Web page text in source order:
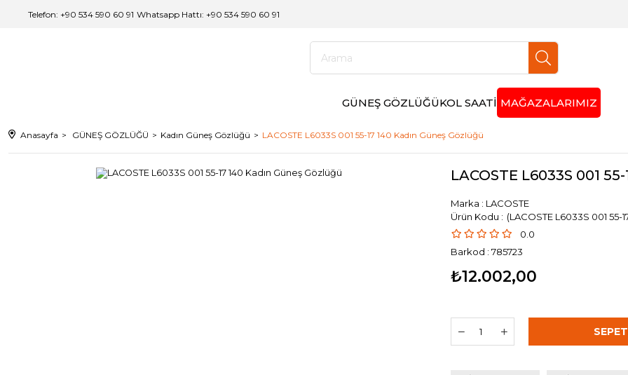
Telefon: +90 534 590 60 91 Whatsapp Hattı: +90 534 590 60 91
GÜNEŞ GÖZLÜĞÜKOL SAATİ MAĞAZALARIMIZ
Anasayfa GÜNEŞ GÖZLÜĞÜ Kadın Güneş Gözlüğü LACOSTE L6033S 001 55-17 140 Kadın Güneş Gözlüğü
LACOSTE L6033S 001
Marka : LACOSTE
(LACOSTE L6033S 001 55-
0.0
Barkod : 785723
₺12.002,00